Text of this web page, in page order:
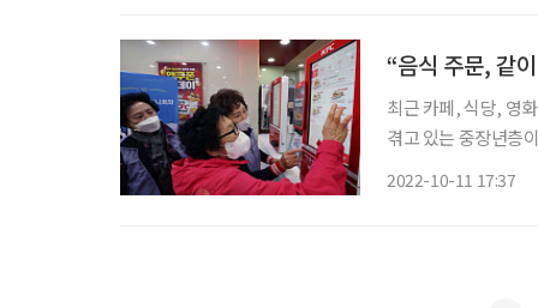
“음식 주문, 같
최근 카페, 식당, 영
겪고 있는 중장년층
2022-10-11 17:37